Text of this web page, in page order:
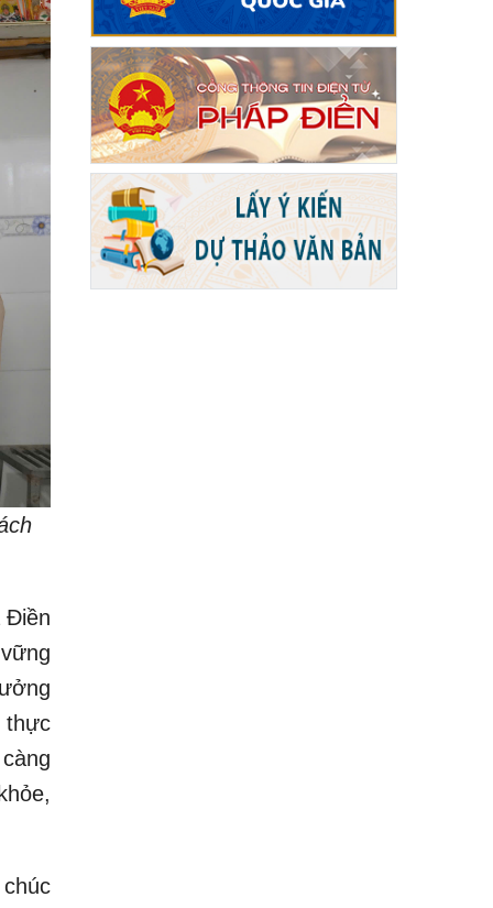
Điền
thực